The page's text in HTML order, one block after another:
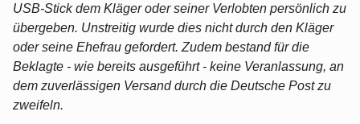
USB-Stick dem Kläger oder seiner Verlobten persönlich zu
übergeben. Unstreitig wurde dies nicht durch den Kläger
oder seine Ehefrau gefordert. Zudem bestand für die
Beklagte - wie bereits ausgeführt - keine Veranlassung, an
dem zuverlässigen Versand durch die Deutsche Post zu
zweifeln.